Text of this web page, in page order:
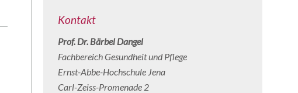
Kontakt
Prof. Dr. Bärbel Dangel
Fachbereich Gesundheit und Pflege
Ernst-Abbe-Hochschule Jena
Carl-Zeiss-Promenade 2